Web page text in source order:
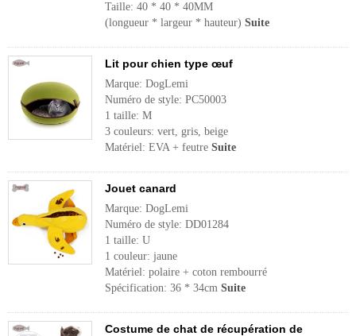
Taille: 40 * 40 * 40MM
(longueur * largeur * hauteur) Suite
Lit pour chien type œuf
Marque: DogLemi
Numéro de style: PC50003
1 taille: M
3 couleurs: vert, gris, beige
Matériel: EVA + feutre Suite
Jouet canard
Marque: DogLemi
Numéro de style: DD01284
1 taille: U
1 couleur: jaune
Matériel: polaire + coton rembourré
Spécification: 36 * 34cm Suite
Costume de chat de récupération de